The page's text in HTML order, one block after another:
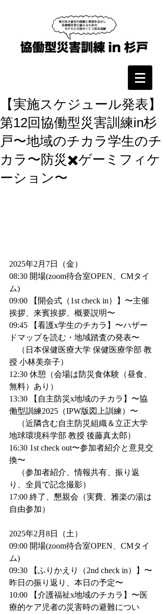
【実施スケジュール発表】
第12回協働型災害訓練in杉
戸〜地域のチカラ学生のチ
カラ〜防災✖️ゲーミフィケ
ーション〜
2025年2月7日（金）
08:30 開場(zoom待合室OPEN、CMタイ
ム)
09:00 【開会式（1st check in）】〜主催
挨拶、来賓挨拶、概要説明〜
09:45 【看護x学生のチカラ】〜ハザー
ドマップを読む・地域踏査の発表〜
（日本保健医療大学 保健医療学部 教
授 小林美奈子）
12:30 休憩（会場は防災食体験（昼食、
無料）あり）
13:30 【自主防災x地域のチカラ】〜協
働型訓練2025（IPW版図上訓練）〜
（近隣含む自主防災組織＆立正大学
地球環境科学部 教授 後藤真太郎）
16:30 1st check out〜参加者紹介と意見交
換〜
（参加者紹介、情報共有、振り返
り、全員で記念撮影）
17:00 終了、懇親会（実費、雅楽の湯は
自由参加）
2025年2月8日（土）
09:00 開場(zoom待合室OPEN、CMタイ
ム)
09:30 【ふりかえり（2nd check in）】〜
昨日の振り返り、本日の予定〜
10:00 【介護福祉x地域のチカラ】〜医
療的ケア児者の災害時の避難につい